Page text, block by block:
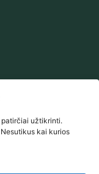
patirčiai užtikrinti.
kai kurios